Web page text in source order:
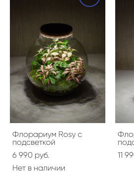
Флорариум Rosy с
подсветкой
6 990 pуб.
Нет в наличии
11